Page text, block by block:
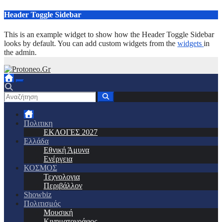
Μετάβαση
περιεχόμενο
Header Toggle Sidebar
This is an example widget to show how the Header Toggle Sidebar
looks by default. You can add custom widgets from the widgets in
the admin.
Πολιτικη
ΕΚΛΟΓΕΣ 2027
Ελλάδα
Εθνική Άμυνα
Ενέργεια
ΚΟΣΜΟΣ
Τεχνολογια
Περιβάλλον
Showbiz
Πολιτισμός
Μουσική